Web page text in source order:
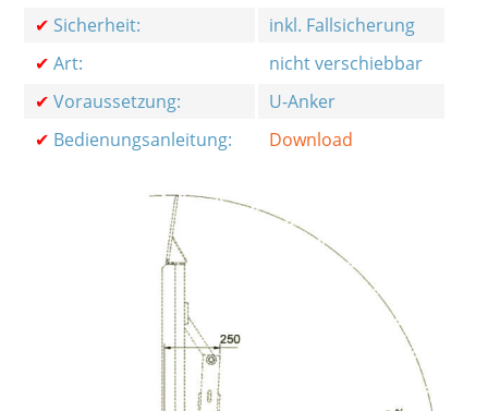
✔ Sicherheit:
inkl. Fallsicherung
✔ Art:
nicht verschiebbar
✔ Voraussetzung:
U-Anker
✔ Bedienungsanleitung: Download